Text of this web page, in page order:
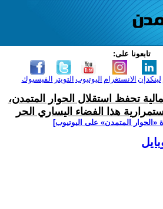
تابعونا على:
الفيسبوك التويتر اليوتيوب الانستغرام لينكدإن
تحفظ استقلال الحوار المتمدن،
هذا الفضاء اليساري الحر
‫«الحوار المتمدن» على اليوتيوب]